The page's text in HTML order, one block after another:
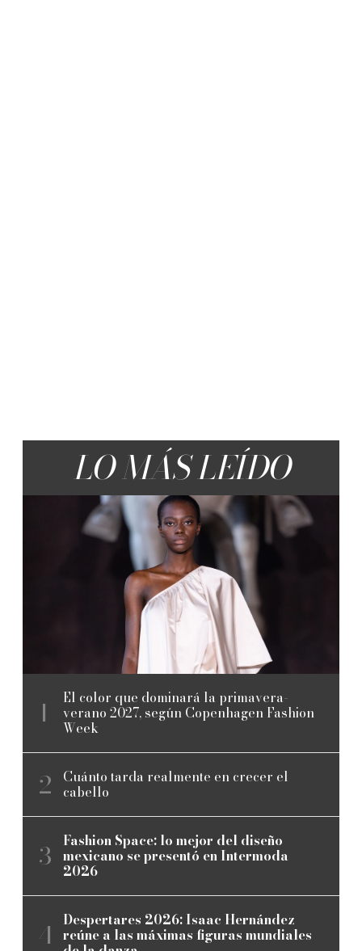
LO MÁS LEÍDO
El color que dominará la primavera-
verano 2027, según Copenhagen Fashion
Week
Cuánto tarda realmente en crecer el
cabello
Fashion Space: lo mejor del diseño
mexicano se presentó en Intermoda
2026
Despertares 2026: Isaac Hernández
reúne a las máximas figuras mundiales